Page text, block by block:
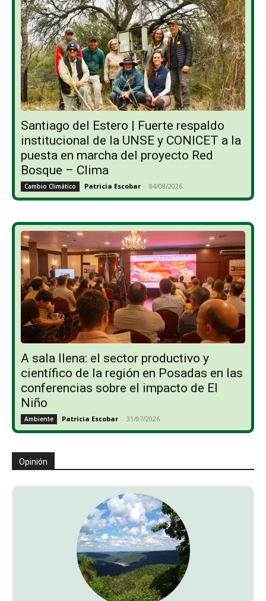
Santiago del Estero | Fuerte respaldo
institucional de la UNSE y CONICET a la
puesta en marcha del proyecto Red
Bosque – Clima
Cambio Climático Patricia Escobar - 04/08/2026
A sala llena: el sector productivo y
científico de la región en Posadas en las
conferencias sobre el impacto de El
Niño
Ambiente Patricia Escobar - 31/07/2026
Opinión